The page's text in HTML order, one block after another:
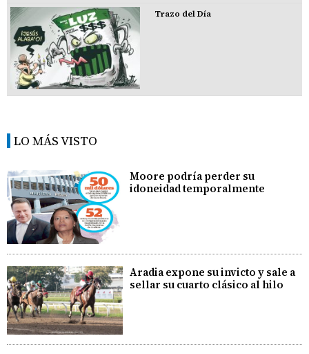
Trazo del Día
LO MÁS VISTO
Moore podría perder su
idoneidad temporalmente
Aradia expone su invicto y sale a
sellar su cuarto clásico al hilo